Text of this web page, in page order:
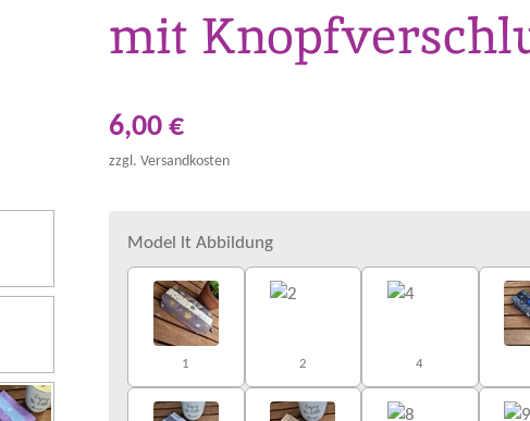
mit
6,00 €
zzgl. Versandkosten
Model lt Abbildung
1 2 4